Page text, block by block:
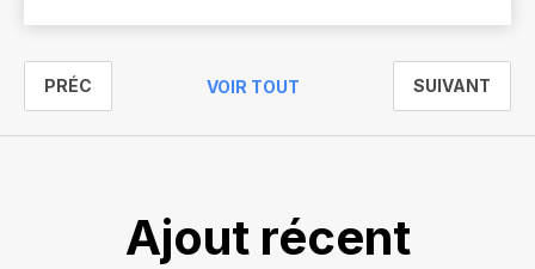
PRÉC VOIR TOUT SUIVANT
Ajout récent